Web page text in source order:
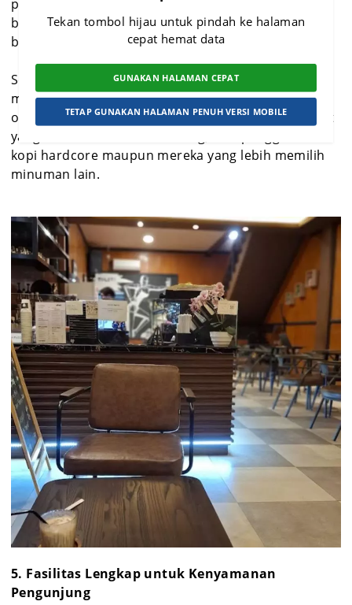
Tekan tombol hijau untuk pindah ke halaman
cepat hemat data
GUNAKAN HALAMAN CEPAT
TETAP GUNAKAN HALAMAN PENUH VERSI MOBILE
perhatian. Di sini, Anda bisa menikmati kopi dari
berbagai jenis biji kopi pilihan yang diracik oleh
barista berpengalaman.
Selain kopi, Dystopia juga menawarkan berbagai
minuman segar dan manis yang dapat dinikmati
oleh semua kalangan, membuatnya menjadi tempat
yang cocok untuk semua orang, baik penggemar
kopi hardcore maupun mereka yang lebih memilih
minuman lain.
5. Fasilitas Lengkap untuk Kenyamanan
Pengunjung